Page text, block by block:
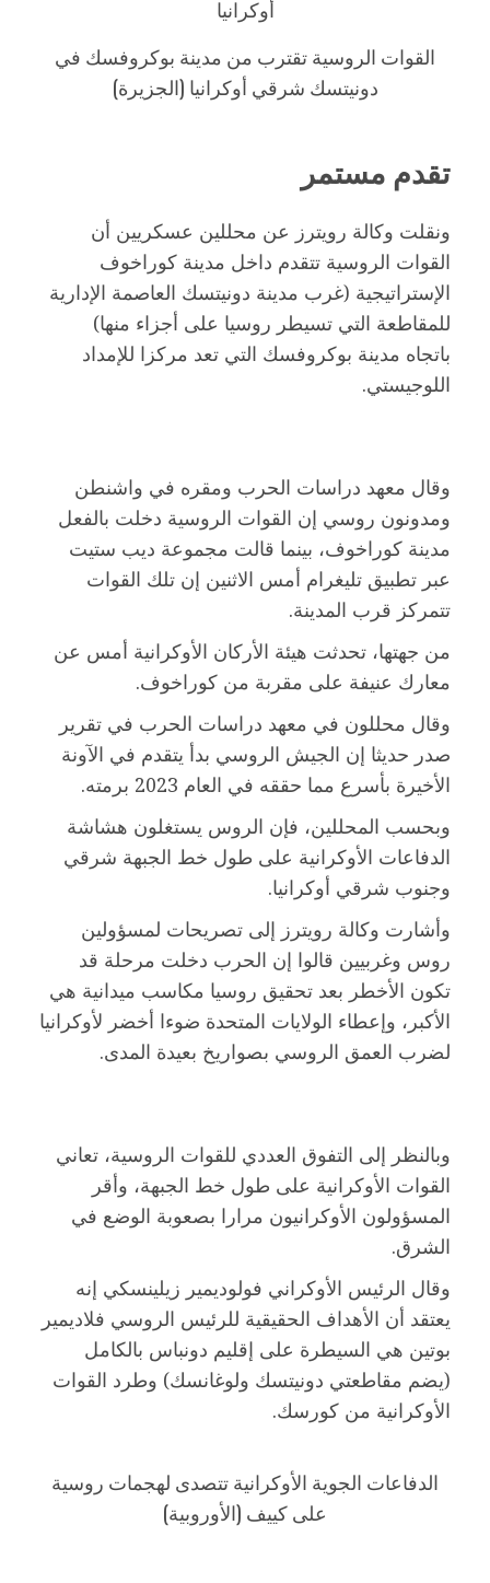
القوات الروسية تقترب من مدينة بوكروفسك في
دونيتسك شرقي أوكرانيا (الجزيرة)
تقدم مستمر
ونقلت وكالة رويترز عن محللين عسكريين أن
القوات الروسية تتقدم داخل مدينة كوراخوف
الإستراتيجية (غرب مدينة دونيتسك العاصمة الإدارية
للمقاطعة التي تسيطر روسيا على أجزاء منها)
باتجاه مدينة بوكروفسك التي تعد مركزا للإمداد
اللوجيستي.
وقال معهد دراسات الحرب ومقره في واشنطن
ومدونون روسي إن القوات الروسية دخلت بالفعل
مدينة كوراخوف، بينما قالت مجموعة ديب ستيت
عبر تطبيق تليغرام أمس الاثنين إن تلك القوات
تتمركز قرب المدينة.
من جهتها، تحدثت هيئة الأركان الأوكرانية أمس عن
معارك عنيفة على مقربة من كوراخوف.
وقال محللون في معهد دراسات الحرب في تقرير
صدر حديثا إن الجيش الروسي بدأ يتقدم في الآونة
الأخيرة بأسرع مما حققه في العام 2023 برمته.
وبحسب المحللين، فإن الروس يستغلون هشاشة
الدفاعات الأوكرانية على طول خط الجبهة شرقي
وجنوب شرقي أوكرانيا.
وأشارت وكالة رويترز إلى تصريحات لمسؤولين
روس وغربيين قالوا إن الحرب دخلت مرحلة قد
تكون الأخطر بعد تحقيق روسيا مكاسب ميدانية هي
الأكبر، وإعطاء الولايات المتحدة ضوءا أخضر لأوكرانيا
لضرب العمق الروسي بصواريخ بعيدة المدى.
وبالنظر إلى التفوق العددي للقوات الروسية، تعاني
القوات الأوكرانية على طول خط الجبهة، وأقر
المسؤولون الأوكرانيون مرارا بصعوبة الوضع في
الشرق.
وقال الرئيس الأوكراني فولوديمير زيلينسكي إنه
يعتقد أن الأهداف الحقيقية للرئيس الروسي فلاديمير
بوتين هي السيطرة على إقليم دونباس بالكامل
(يضم مقاطعتي دونيتسك ولوغانسك) وطرد القوات
الأوكرانية من كورسك.
الدفاعات الجوية الأوكرانية تتصدى لهجمات روسية
على كييف (الأوروبية)